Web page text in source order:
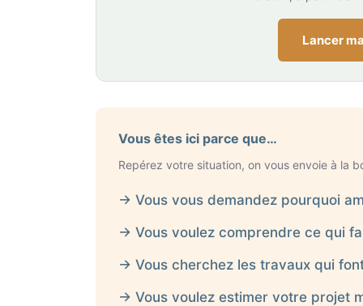
Lancer
Vous êtes ici parce que…
Repérez votre situation, on vous envoie à la
→ Vous vous demandez pourquoi
→ Vous voulez comprendre ce qui
→ Vous cherchez les travaux qui
→ Vous voulez estimer votre projet